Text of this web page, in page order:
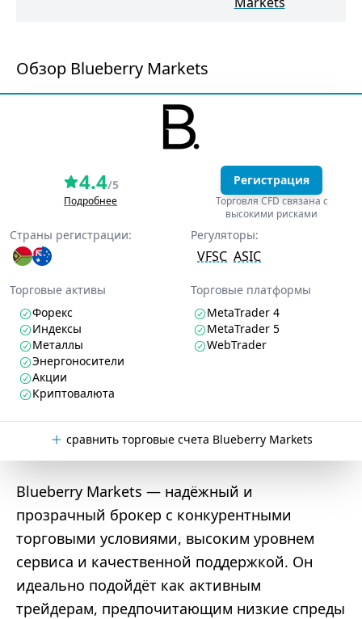
Обзор Blueberry Markets
4.4/5
Подробнее
Регистрация
Торговля CFD связана с
высокими рисками
Страны регистрации: Регуляторы:
VFSC ASIC
Торговые активы
Форекс
Индексы
Металлы
Энергоносители
Акции
Криптовалюта
Торговые платформы
MetaTrader 4
MetaTrader 5
WebTrader
сравнить торговые счета Blueberry Markets
Blueberry Markets — надёжный и
прозрачный брокер с конкурентными
торговыми условиями, высоким уровнем
сервиса и качественной поддержкой. Он
идеально подойдёт как активным
трейдерам, предпочитающим низкие спреды